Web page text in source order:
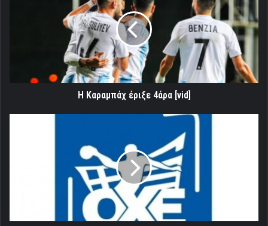
Η Καραμπάχ έριξε 4άρα [vid]